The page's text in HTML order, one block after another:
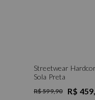
Streetwear
Sola Preta
R$ 599,90 R$